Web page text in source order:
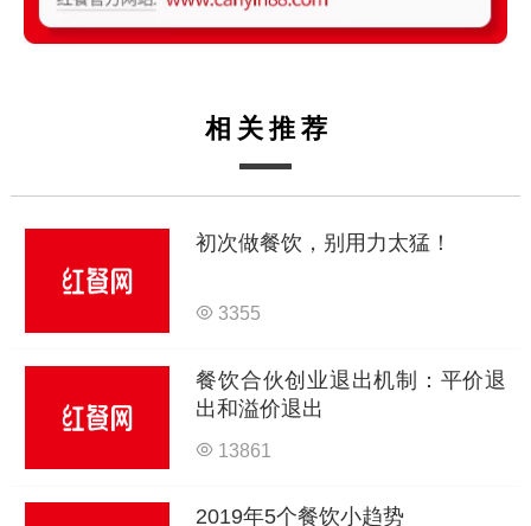
相关推荐
初次做餐饮，别用力太猛！
3355
餐饮合伙创业退出机制：平价退
出和溢价退出
13861
2019年5个餐饮小趋势